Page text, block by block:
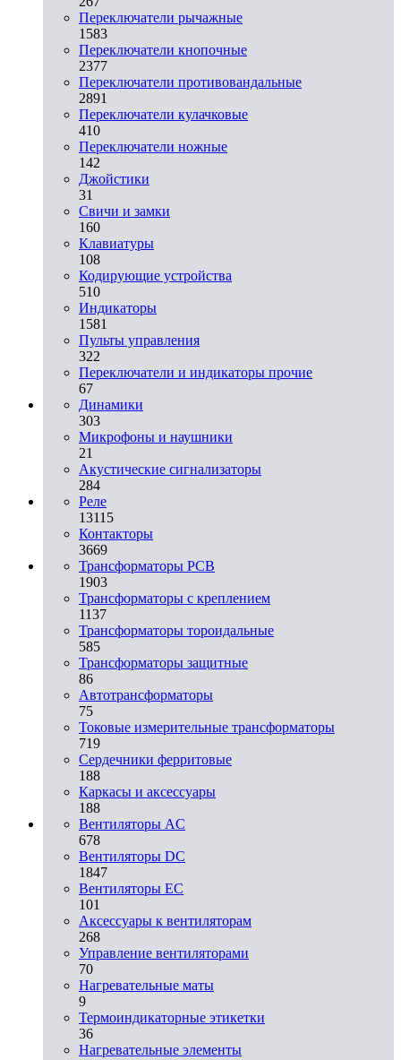
Переключатели рычажные
1583
Переключатели кнопочные
2377
Переключатели противовандальные
2891
Переключатели кулачковые
410
Переключатели ножные
142
Джойстики
31
Свичи и замки
160
Клавиатуры
108
Кодирующие устройства
510
Индикаторы
1581
Пульты управления
322
Переключатели и индикаторы прочие
67
Динамики
303
Микрофоны и наушники
21
Акустические сигнализаторы
284
Реле
13115
Контакторы
3669
Трансформаторы PCB
1903
Трансформаторы с креплением
1137
Трансформаторы тороидальные
585
Трансформаторы защитные
86
Автотрансформаторы
75
Токовые измерительные трансформаторы
719
Сердечники ферритовые
188
Каркасы и аксессуары
188
Вентиляторы AC
678
Вентиляторы DC
1847
Вентиляторы EC
101
Аксессуары к вентиляторам
268
Управление вентиляторами
70
Нагревательные маты
9
Термоиндикаторные этикетки
36
Нагревательные элементы